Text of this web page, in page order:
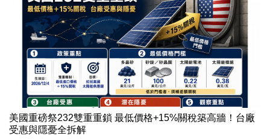
美國重磅祭232雙重重鎖 最低價格+15%關稅築高牆！台廠
受惠與隱憂全拆解